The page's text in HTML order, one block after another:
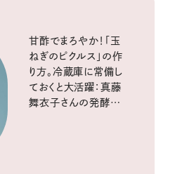
甘酢でまろやか！「玉
ねぎのピクルス」の作
り方。冷蔵庫に常備し
ておくと大活躍：真藤
舞衣子さんの発酵と